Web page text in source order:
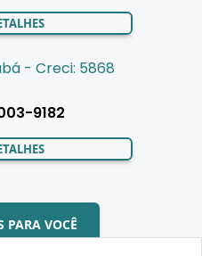
- Creci: 5868
9182
PARA VOCÊ